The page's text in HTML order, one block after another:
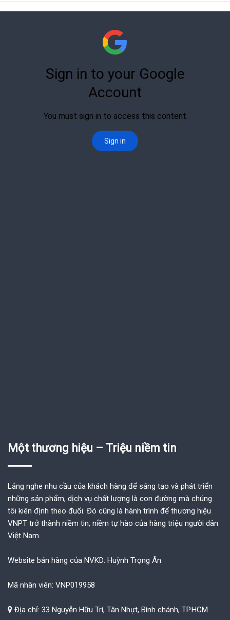
Một thương hiệu – Triệu niềm tin
Lắng nghe nhu cầu của khách hàng để sáng tạo và phát triển
những sản phẩm, dịch vụ chất lượng là con đường mà chúng
tôi kiên định theo đuổi. Đó cũng là hành trình để thương hiệu
VNPT trở thành niềm tin, niềm tự hào của hàng triệu người dân
Việt Nam.
Website bán hàng của NVKD: Huỳnh Trọng Ân
Mã nhân viên: VNP019958
Địa chỉ: 33 Nguyễn Hữu Trí, Tân Nhựt, Bình chánh, TP.HCM